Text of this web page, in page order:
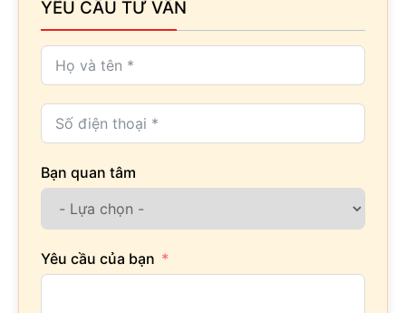
YÊU CẦU TƯ VẤN
Bạn quan tâm
Yêu cầu của bạn